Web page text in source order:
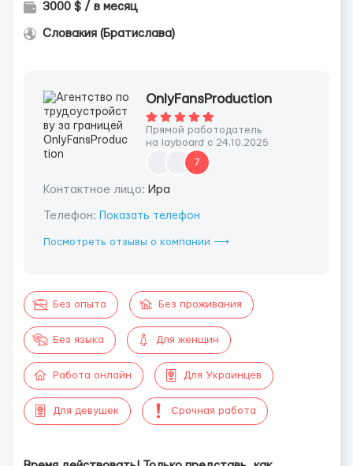
3000 $ / в месяц
Словакия (Братислава)
OnlyFansProduction
Прямой работодатель
на layboard с 24.10.2025
7
Контактное лицо: Ира
Телефон: Показать телефон
Посмотреть отзывы о компании ⟶
Без опыта Без проживания
Без языка Для женщин
Работа онлайн Для Украинцев
Для девушек Срочная работа